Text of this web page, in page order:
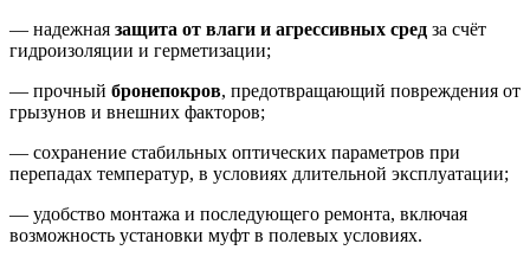
— надежная защита от влаги и агрессивных сред за счёт
гидроизоляции и герметизации;
— прочный бронепокров, предотвращающий повреждения от
грызунов и внешних факторов;
— сохранение стабильных оптических параметров при
перепадах температур, в условиях длительной эксплуатации;
— удобство монтажа и последующего ремонта, включая
возможность установки муфт в полевых условиях.